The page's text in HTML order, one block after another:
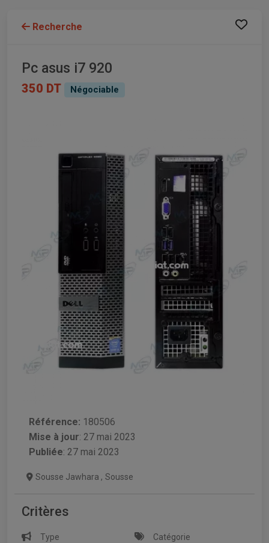
Recherche
Pc asus i7 920
350 DT Négociable
Référence: 180506
Mise à jour: 27 mai 2023
Publiée: 27 mai 2023
Sousse Jawhara , Sousse
Critères
Type
Catégorie